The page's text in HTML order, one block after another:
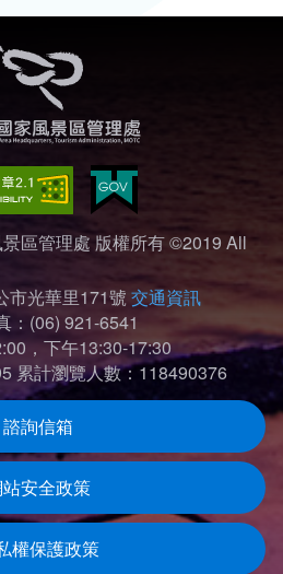
區管理處 版權所有 ©2019 All
市光華里171號 交通資訊
：(06) 921-6541
，下午13:30-17:30
累計瀏覽人數：118490376
諮詢信箱
安全政策
權保護政策